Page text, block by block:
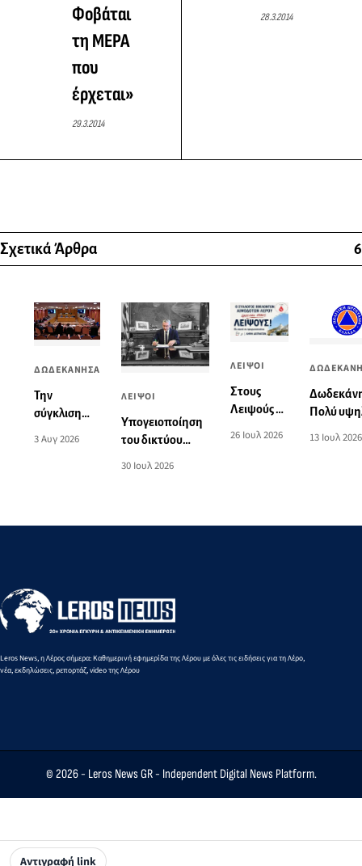
Φοβάται
τη ΜΕΡΑ
που
έρχεται»
29.3.2014
28.3.2014
Σχετικά Άρθρα 6
ΔΩΔΕΚΑΝΗΣΑ
Την
σύγκλιση
Γενικής
Νοτίου
Αιγαίου
3 Αυγ 2026
ΛΕΙΨΟΙ
Yπογειοποίηση
του δικτύου
Λειψούς, με
Νοτίου Αιγαίου
30 Ιουλ 2026
ΛΕΙΨΟΙ
Στους
Λειψούς ο
26 Ιουλ 2026
Πολύ
13 Ιουλ 2026
Αντιγραφή link
Leros News, η Λέρος σήμερα: Καθημερινή εφημερίδα της Λέρου με όλες τις ειδήσεις για τη Λέρο,
νέα, εκδηλώσεις, ρεπορτάζ, video της Λέρου
© 2026 - Leros News GR- Independent Digital News Platform.